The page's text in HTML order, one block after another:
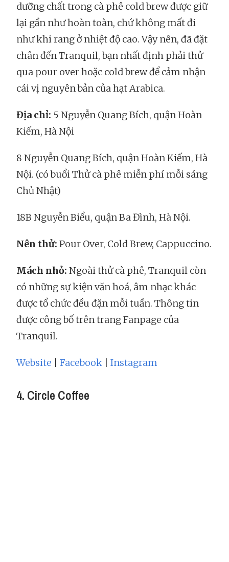
dưỡng chất trong cà phê cold brew được giữ
lại gần như hoàn toàn, chứ không mất đi
như khi rang ở nhiệt độ cao. Vậy nên, đã đặt
chân đến Tranquil, bạn nhất định phải thử
qua pour over hoặc cold brew để cảm nhận
cái vị nguyên bản của hạt Arabica.
Địa chỉ: 5 Nguyễn Quang Bích, quận Hoàn
Kiếm, Hà Nội
8 Nguyễn Quang Bích, quận Hoàn Kiếm, Hà
Nội. (có buổi Thử cà phê miễn phí mỗi sáng
Chủ Nhật)
18B Nguyễn Biểu, quận Ba Đình, Hà Nội.
Nên thử: Pour Over, Cold Brew, Cappuccino.
Mách nhỏ: Ngoài thử cà phê, Tranquil còn
có những sự kiện văn hoá, âm nhạc khác
được tổ chức đều đặn mỗi tuần. Thông tin
được công bố trên trang Fanpage của
Tranquil.
Website Facebook Instagram
4. Circle Coffee